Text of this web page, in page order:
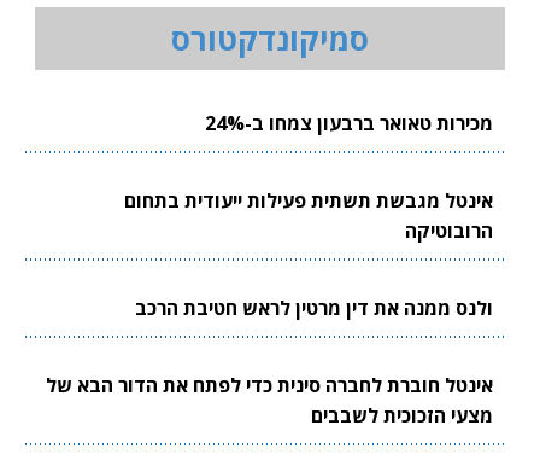
סמיקונדקטורס
מכירות טאואר ברבעון צמחו ב-24%
אינטל מגבשת תשתית פעילות ייעודית בתחום
הרובוטיקה
ולנס ממנה את דין מרטין לראש חטיבת הרכב
אינטל חוברת לחברה סינית כדי לפתח את הדור הבא של
מצעי הזכוכית לשבבים